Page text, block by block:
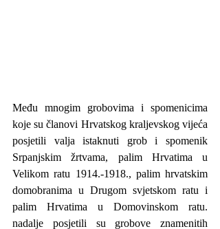
Među mnogim grobovima i spomenicima
koje su članovi Hrvatskog kraljevskog vijeća
posjetili valja istaknuti grob i spomenik
Srpanjskim žrtvama, palim Hrvatima u
Velikom ratu 1914.-1918., palim hrvatskim
domobranima u Drugom svjetskom ratu i
palim Hrvatima u Domovinskom ratu.
nadalje posjetili su grobove znamenitih